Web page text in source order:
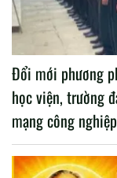
Đổi mới phương
học viện, trường
mạng công